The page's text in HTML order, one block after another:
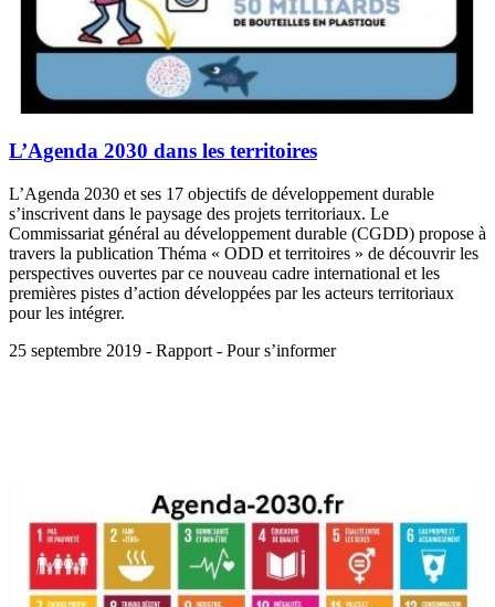
L’Agenda 2030 dans les territoires
L’Agenda 2030 et ses 17 objectifs de développement durable
s’inscrivent dans le paysage des projets territoriaux. Le
Commissariat général au développement durable (CGDD) propose à
travers la publication Théma « ODD et territoires » de découvrir les
perspectives ouvertes par ce nouveau cadre international et les
premières pistes d’action développées par les acteurs territoriaux
pour les intégrer.
25 septembre 2019 - Rapport - Pour s’informer